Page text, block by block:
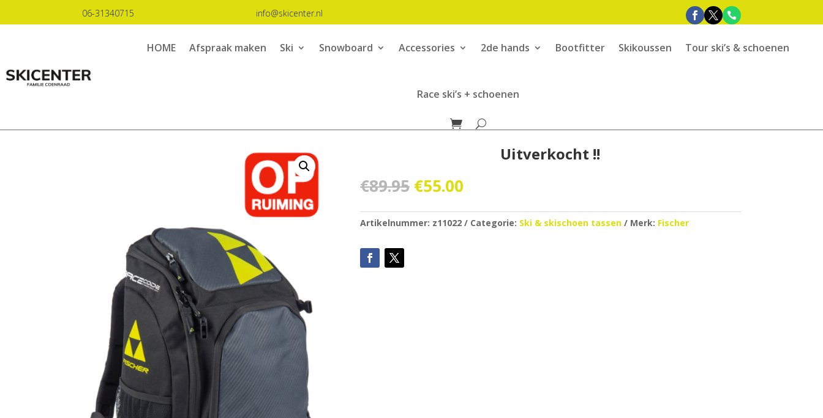
06-31340715 info@skicenter.nl
HOME Afspraak maken Ski Snowboard Accessories 2de hands Bootfitter Skikoussen Tour ski’s & schoenen
Race ski’s + schoenen
Uitverkocht !!
€89.95 Oorspronkelijke
prijs
was:
€89.95.
€55.00
is:
€55.00.
Artikelnummer: z11022 Categorie: Ski & skischoen tassen Merk: Fischer